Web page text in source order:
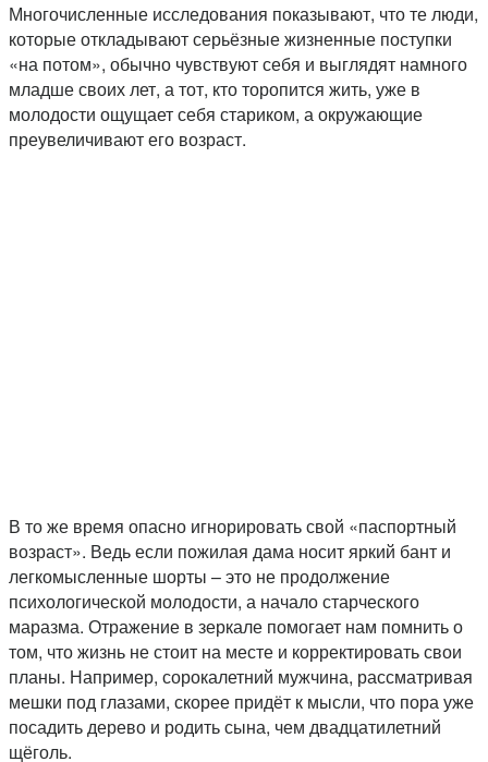
Многочисленные исследования показывают, что те люди,
которые откладывают серьёзные жизненные поступки
«на потом», обычно чувствуют себя и выглядят намного
младше своих лет, а тот, кто торопится жить, уже в
молодости ощущает себя стариком, а окружающие
преувеличивают его возраст.
В то же время опасно игнорировать свой «паспортный
возраст». Ведь если пожилая дама носит яркий бант и
легкомысленные шорты – это не продолжение
психологической молодости, а начало старческого
маразма. Отражение в зеркале помогает нам помнить о
том, что жизнь не стоит на месте и корректировать свои
планы. Например, сорокалетний мужчина, рассматривая
мешки под глазами, скорее придёт к мысли, что пора уже
посадить дерево и родить сына, чем двадцатилетний
щёголь.